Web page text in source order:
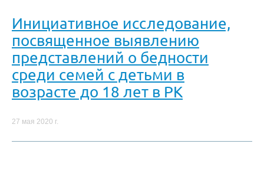
Инициативное исследование,
посвященное выявлению
представлений о бедности
среди семей с детьми в
возрасте до 18 лет в РК
27 мая 2020 г.